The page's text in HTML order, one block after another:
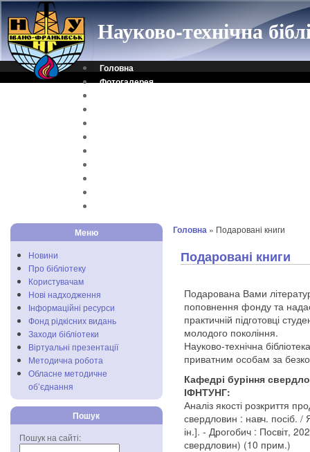
Науково-технічна
Головна
Фотогалерея
Меню
Новини
Про бібліотеку
Користувачам
Нові надходження
Інформаційні ресурси
Фонд рідкісних видань
Заходи бібліотеки
Віртуальні презентації
Методична робота
Обласне методичне
об’єднання
Пошук
Пошук на сайті:
Головна » Подаровані книги
Подаровані книги
Подарована Вами
поповнення фонду та
практичній підготовці
молодого покоління.
Науково-технічна
приватним особам за
Кафедрі буріння
ІФНТУНГ:
Аналіз якості розкриття
свердловин : навч. посіб.
ін.]. - Дрогобич : Посвіт,
свердловин) (10 прим.)